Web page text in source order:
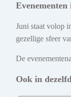
Juni staat volop
gezellige sfeer
De
Ook in